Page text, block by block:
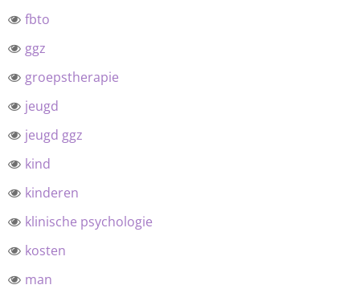
fbto
ggz
groepstherapie
jeugd
jeugd ggz
kind
kinderen
klinische psychologie
kosten
man